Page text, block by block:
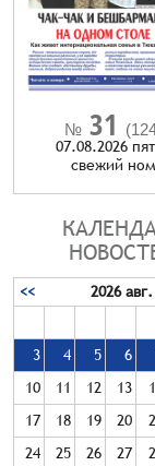
№ 31
07.08.2026
cвежий
<< 2026 авг.
3
4 5 6
10
11 12 13
17
18 19 20
24
25 26 27